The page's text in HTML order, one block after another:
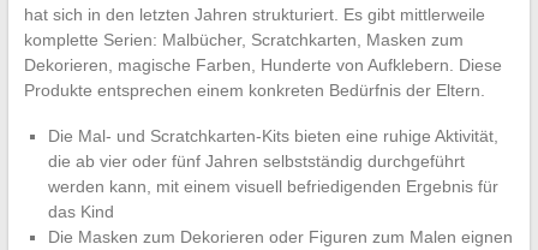
hat sich in den letzten Jahren strukturiert. Es gibt mittlerweile
komplette Serien: Malbücher, Scratchkarten, Masken zum
Dekorieren, magische Farben, Hunderte von Aufklebern. Diese
Produkte entsprechen einem konkreten Bedürfnis der Eltern.
Die Mal- und Scratchkarten-Kits bieten eine ruhige Aktivität,
die ab vier oder fünf Jahren selbstständig durchgeführt
werden kann, mit einem visuell befriedigenden Ergebnis für
das Kind
Die Masken zum Dekorieren oder Figuren zum Malen eignen